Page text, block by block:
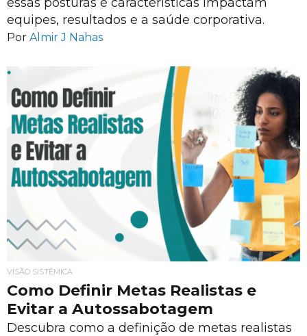
equipes, resultados e a saúde corporativa.
Por Almir J Nahas
VISÃO SISTÊMICA
Como Definir Metas Realistas e
Evitar a Autossabotagem
Descubra como a definição de metas realistas